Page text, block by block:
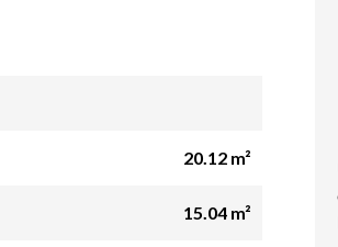
20.12 m²
15.04 m²